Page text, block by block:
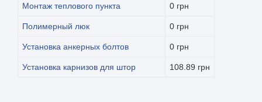
Монтаж теплового пункта 0 грн
Полимерный люк 0 грн
Установка анкерных болтов 0 грн
Установка карнизов для штор 108.89 грн